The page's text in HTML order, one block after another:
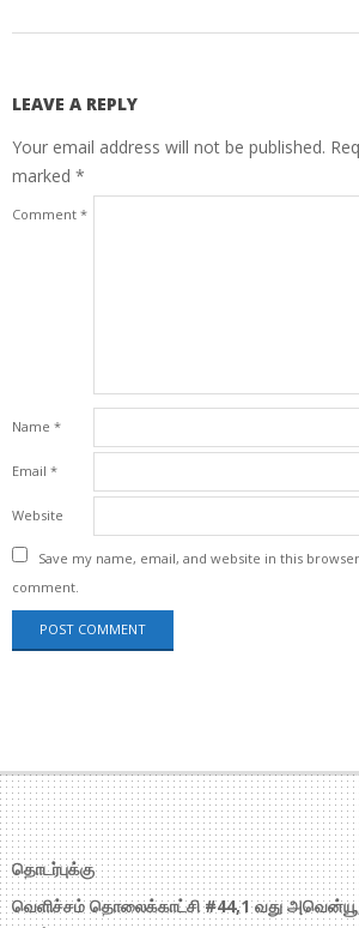
LEAVE A REPLY
Your email address will not be published.
marked *
Comment *
Name *
Email *
Website
Save my name, email, and website in this
comment.
தொடர்புக்கு
வெளிச்சம் தொலைக்காட்சி #44,1 வது